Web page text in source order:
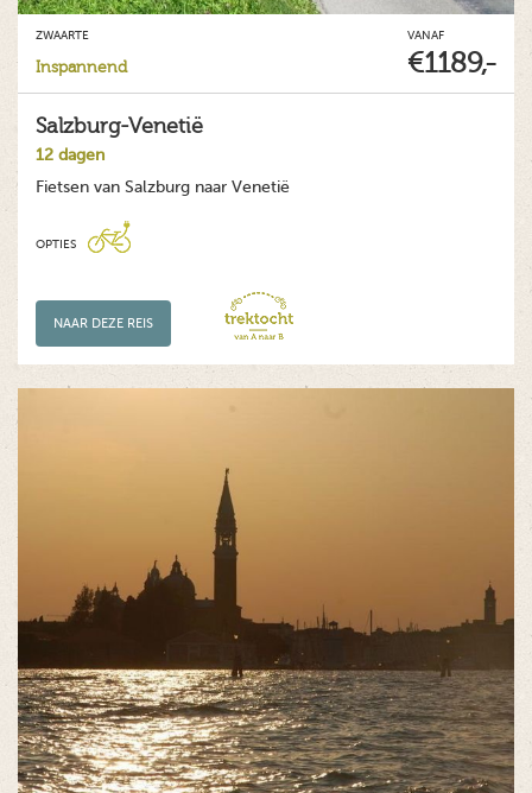
ZWAARTE
Inspannend
VANAF
€1189,-
Salzburg-Venetië
12 dagen
Fietsen van Salzburg naar Venetië
OPTIES
NAAR DEZE REIS